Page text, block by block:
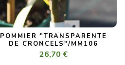
POMMIER "TRANSPARENTE
DE CRONCELS"/MM106
26,70 €